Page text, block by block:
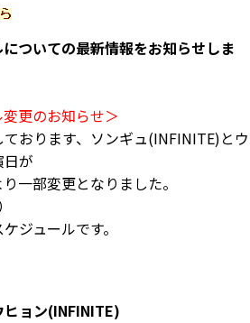
についての最新情報をお知らせしま
更のお知らせ＞
おります、ソンギュ(INFINITE)とウ
が
一部変更となりました。
ジュールです。
ヒョン(INFINITE)